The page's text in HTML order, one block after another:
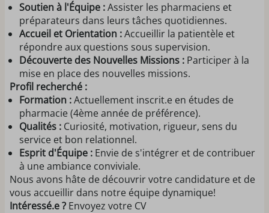
Soutien à l'Équipe :Assister les pharmaciens et
préparateurs dans leurs tâches quotidiennes.
Accueil et Orientation :Accueillir la patientèle et
répondre aux questions sous supervision.
Découverte des Nouvelles Missions : Participer à la
mise en place des nouvelles missions.
Profil recherché :
Formation :Actuellement inscrit.e en études de
pharmacie (4ème année de préférence).
Qualités : Curiosité, motivation, rigueur, sens du
service et bon relationnel.
Esprit d'Équipe : Envie de s'intégrer et de contribuer
à une ambiance conviviale.
Nous avons hâte de découvrir votre candidature et de
vous accueillir dans notre équipe dynamique!
Intéressé.e ? Envoyez votre CV